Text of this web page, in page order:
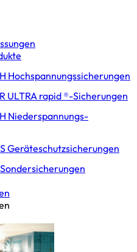
Hochspannungs­sicherungen
ULTRA rapid ®-Sicherungen
Niederspannungs­
Geräteschutz­sicherungen
Sondersicherungen